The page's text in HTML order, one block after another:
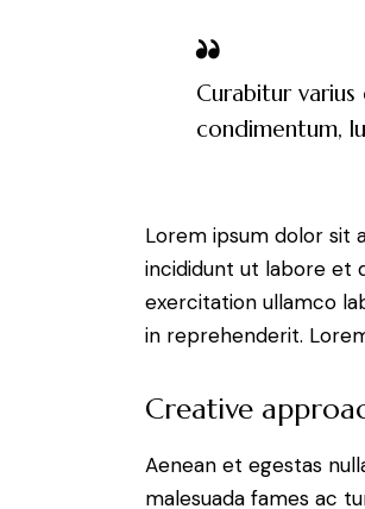
Curabitur
condimentum,
Lorem ipsum dolor sit
incididunt ut labore et
exercitation ullamco
in reprehenderit.
Creative
Aenean et egestas
malesuada fames ac